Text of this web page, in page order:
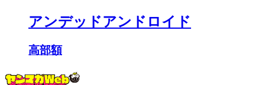
アンデッドアンドロイド
高部額